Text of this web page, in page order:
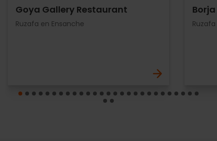
Goya Gallery Restaurant
Ruzafa en Ensanche